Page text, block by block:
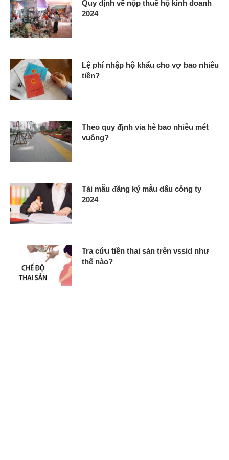
Quy định về nộp thuế hộ kinh doanh
2024
Lệ phí nhập hộ khẩu cho vợ bao nhiêu
tiền?
Theo quy định vỉa hè bao nhiêu mét
vuông?
Tải mẫu đăng ký mẫu dấu công ty
2024
Tra cứu tiền thai sản trên vssid như
thế nào?